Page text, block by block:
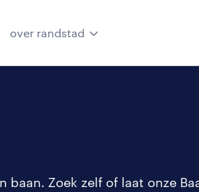
over randstad
Zoek zelf of laat onze